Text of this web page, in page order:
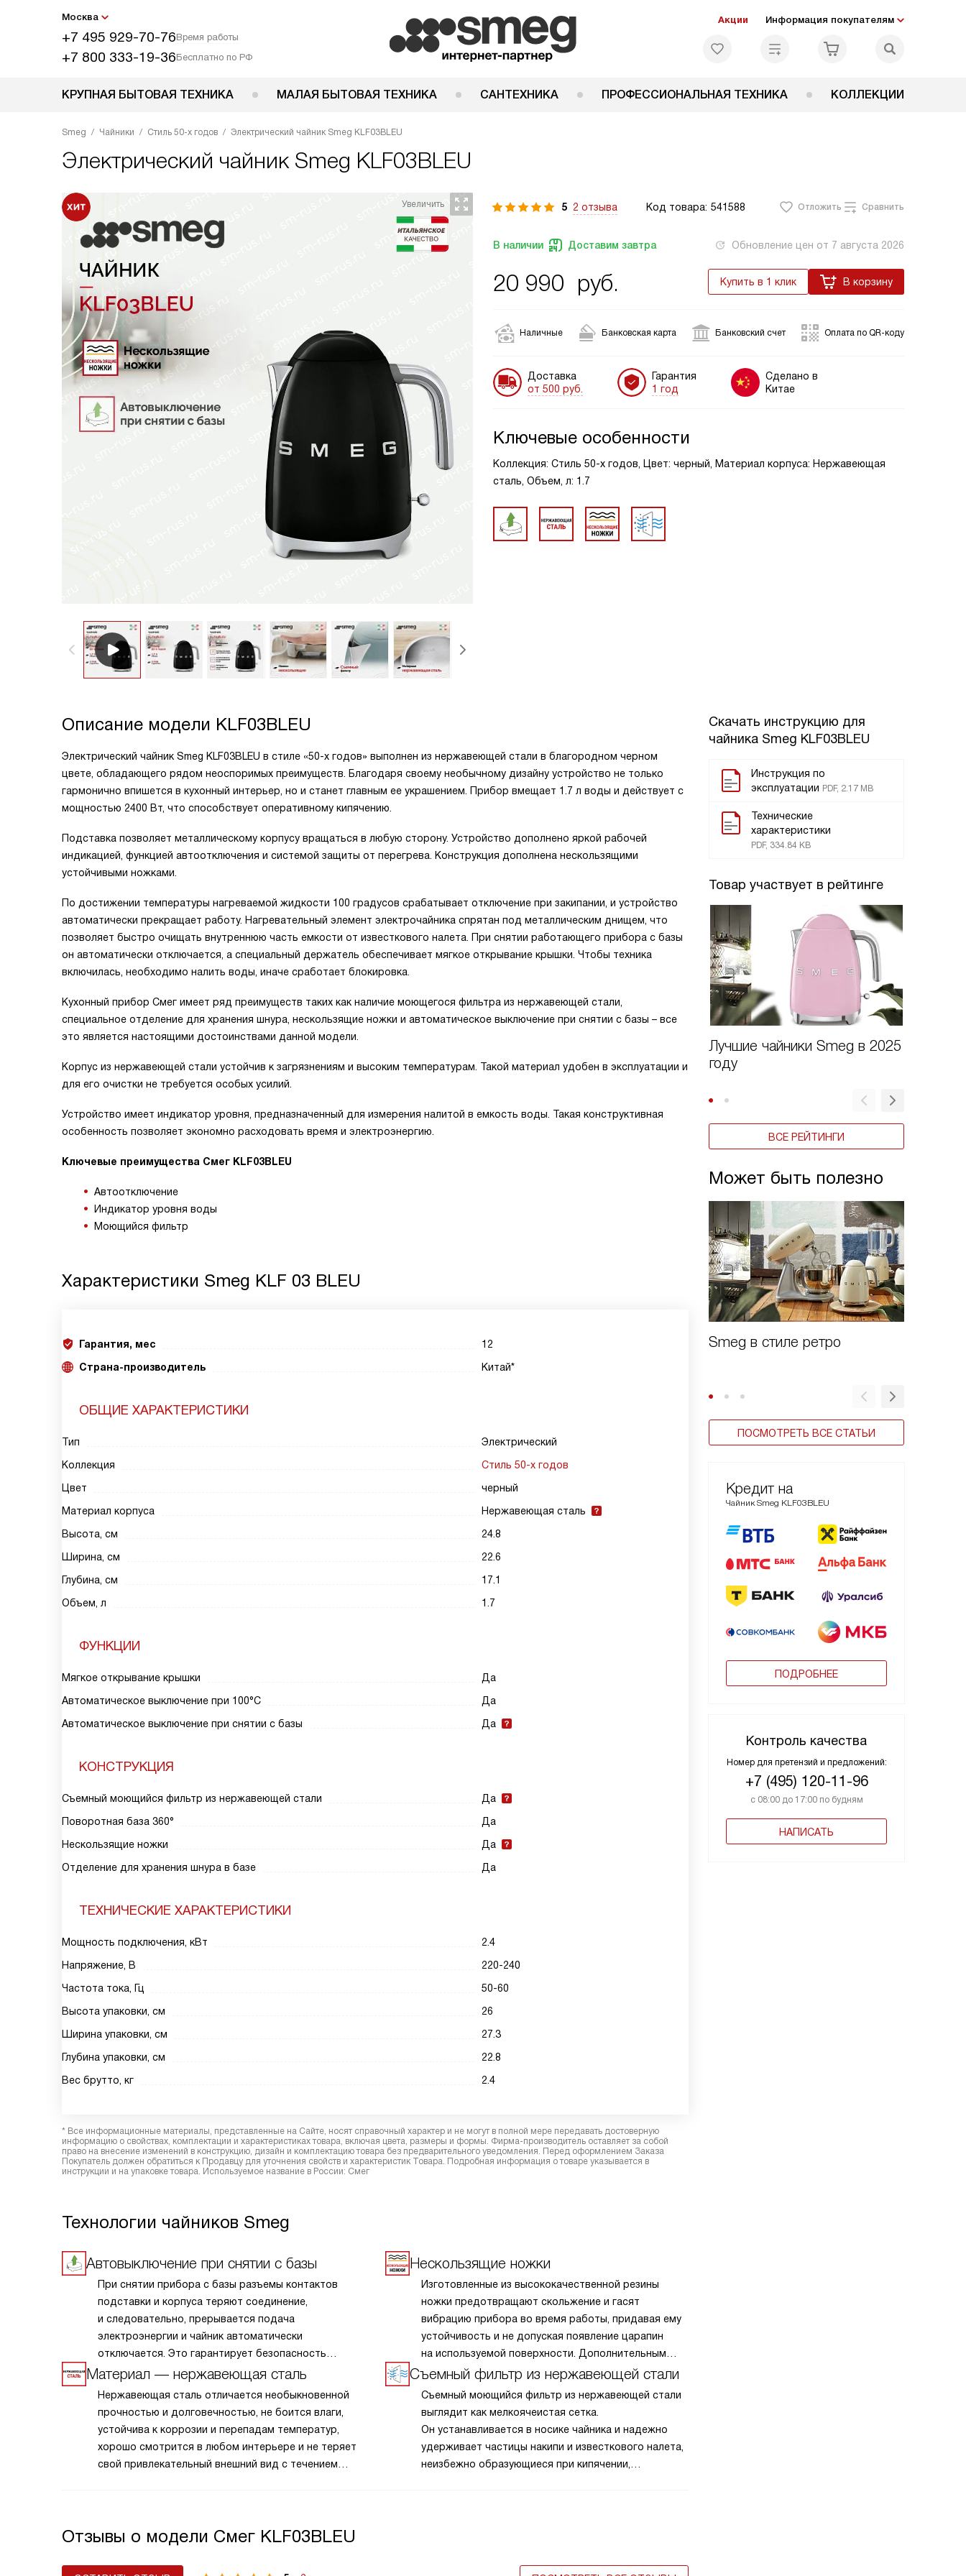
Москва
+7 495 929-70-76Время работы
+7 800 333-19-36Бесплатно по РФ
Акции Информация покупателям
КРУПНАЯ БЫТОВАЯ ТЕХНИКА МАЛАЯ БЫТОВАЯ ТЕХНИКА САНТЕХНИКА ПРОФЕССИОНАЛЬНАЯ ТЕХНИКА КОЛЛЕКЦИИ
Smeg Чайники Стиль 50-х годов Электрический чайник Smeg KLF03BLEU
Электрический чайник Smeg KLF03BLEU
5 2 отзыва Код товара: 541588 Отложить Сравнить
В наличии Доставим завтра Обновление цен от 7 августа 2026
20 990 руб. Купить в 1 клик В корзину
Наличные Банковская карта Банковский счет Оплата по QR-коду
Доставка
от 500 руб.
Гарантия
1 год
Сделано в
Китае
Ключевые особенности
Коллекция: Стиль 50-х годов, Цвет: черный, Материал корпуса: Нержавеющая
сталь, Объем, л: 1.7
Скачать инструкцию для
чайника Smeg KLF03BLEU
Инструкция по
эксплуатации PDF, 2.17 MB
Технические
характеристики
PDF, 334.84 KB
Товар участвует в рейтинге
Лучшие чайники Smeg в 2025
году
ВСЕ РЕЙТИНГИ
Может быть полезно
Smeg в стиле ретро
ПОСМОТРЕТЬ ВСЕ СТАТЬИ
Кредит на
Чайник Smeg KLF03BLEU
ПОДРОБНЕЕ
Контроль качества
Номер для претензий и предложений:
+7 (495) 120-11-96
с 08:00 до 17:00 по будням
НАПИСАТЬ
Описание модели KLF03BLEU
Электрический чайник Smeg KLF03BLEU в стиле «50-х годов» выполнен из нержавеющей стали в благородном черном
цвете, обладающего рядом неоспоримых преимуществ. Благодаря своему необычному дизайну устройство не только
гармонично впишется в кухонный интерьер, но и станет главным ее украшением. Прибор вмещает 1.7 л воды и действует с
мощностью 2400 Вт, что способствует оперативному кипячению.
Подставка позволяет металлическому корпусу вращаться в любую сторону. Устройство дополнено яркой рабочей
индикацией, функцией автоотключения и системой защиты от перегрева. Конструкция дополнена нескользящими
устойчивыми ножками.
По достижении температуры нагреваемой жидкости 100 градусов срабатывает отключение при закипании, и устройство
автоматически прекращает работу. Нагревательный элемент электрочайника спрятан под металлическим днищем, что
позволяет быстро очищать внутреннюю часть емкости от известкового налета. При снятии работающего прибора с базы
он автоматически отключается, а специальный держатель обеспечивает мягкое открывание крышки. Чтобы техника
включилась, необходимо налить воды, иначе сработает блокировка.
Кухонный прибор Смег имеет ряд преимуществ таких как наличие моющегося фильтра из нержавеющей стали,
специальное отделение для хранения шнура, нескользящие ножки и автоматическое выключение при снятии с базы – все
это является настоящими достоинствами данной модели.
Корпус из нержавеющей стали устойчив к загрязнениям и высоким температурам. Такой материал удобен в эксплуатации и
для его очистки не требуется особых усилий.
Устройство имеет индикатор уровня, предназначенный для измерения налитой в емкость воды. Такая конструктивная
особенность позволяет экономно расходовать время и электроэнергию.
Ключевые преимущества Смег KLF03BLEU
Автоотключение
Индикатор уровня воды
Моющийся фильтр
Характеристики Smeg KLF 03 BLEU
Гарантия, мес
12
Страна-производитель
Китай*
ОБЩИЕ ХАРАКТЕРИСТИКИ
Тип
Электрический
Коллекция
Стиль 50-х годов
Цвет
черный
Материал корпуса
Нержавеющая сталь
Высота, см
24.8
Ширина, см
22.6
Глубина, см
17.1
Объем, л
1.7
ФУНКЦИИ
Мягкое открывание крышки
Да
Автоматическое выключение при 100°С
Да
Автоматическое выключение при снятии с базы
Да
КОНСТРУКЦИЯ
Съемный моющийся фильтр из нержавеющей стали
Да
Поворотная база 360°
Да
Нескользящие ножки
Да
Отделение для хранения шнура в базе
Да
ТЕХНИЧЕСКИЕ ХАРАКТЕРИСТИКИ
Мощность подключения, кВт
2.4
Напряжение, В
220-240
Частота тока, Гц
50-60
Высота упаковки, см
26
Ширина упаковки, см
27.3
Глубина упаковки, см
22.8
Вес брутто, кг
2.4
* Все информационные материалы, представленные на Сайте, носят справочный характер и не могут в полной мере передавать достоверную
информацию о свойствах, комплектации и характеристиках товара, включая цвета, размеры и формы. Фирма-производитель оставляет за собой
право на внесение изменений в конструкцию, дизайн и комплектацию товара без предварительного уведомления. Перед оформлением Заказа
Покупатель должен обратиться к Продавцу для уточнения свойств и характеристик Товара. Подробная информация о товаре указывается в
инструкции и на упаковке товара. Используемое название в России: Смег
Технологии чайников Smeg
Автовыключение при снятии с базы
При снятии прибора с базы разъемы контактов
подставки и корпуса теряют соединение,
и следовательно, прерывается подача
электроэнергии и чайник автоматически
отключается. Это гарантирует безопасность
и возможность экстренного прекращения работы
Материал — нержавеющая сталь
Нержавеющая сталь отличается необыкновенной
прочностью и долговечностью, не боится влаги,
устойчива к коррозии и перепадам температур,
хорошо смотрится в любом интерьере и не теряет
свой привлекательный внешний вид с течением
Нескользящие ножки
Изготовленные из высококачественной резины
ножки предотвращают скольжение и гасят
вибрацию прибора во время работы, придавая ему
устойчивость и не допуская появление царапин
на используемой поверхности. Дополнительным
бонусом становится снижение шума в процессе
Съемный фильтр из нержавеющей стали
Съемный моющийся фильтр из нержавеющей стали
выглядит как мелкоячеистая сетка.
Он устанавливается в носике чайника и надежно
удерживает частицы накипи и известкового налета,
неизбежно образующиеся при кипячении,
Отзывы о модели Смег KLF03BLEU